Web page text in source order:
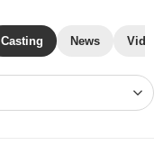
Casting News